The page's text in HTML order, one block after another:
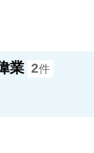
業 2件